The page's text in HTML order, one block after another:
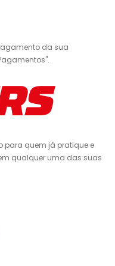
da sua
para quem já pratique e
qualquer uma das suas